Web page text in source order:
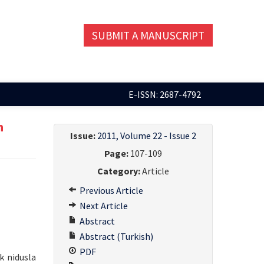
SUBMIT A MANUSCRIPT
E-ISSN: 2687-4792
nidusla
Issue: 2011, Volume 22 - Issue 2
Page: 107-109
Category:Article
Previous Article
Next Article
Abstract
Abstract (Turkish)
PDF